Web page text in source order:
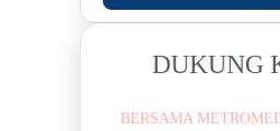
DUKUNG
BERSAMA